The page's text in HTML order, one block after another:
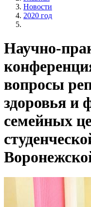
Новости
2020 год
Научно-
вопросы
здоровья и
семейных